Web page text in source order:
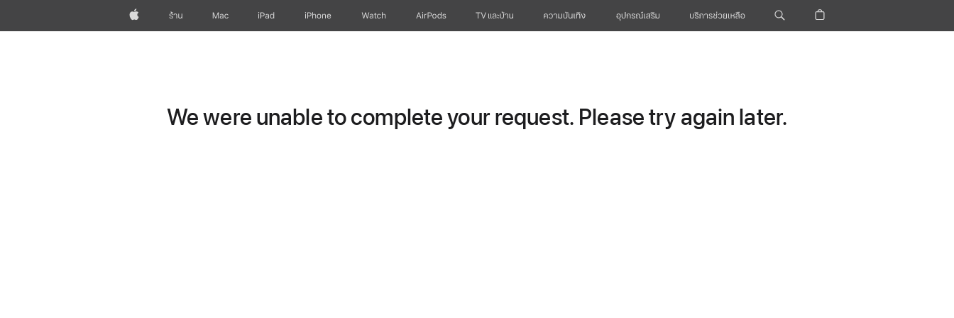
Appleร้าน Mac iPad iPhone Watch AirPods TV และบ้าน ความบันเทิง อุปกรณ์เสริม บริการช่วยเหลือ
We were unable to complete your request. Please try again later.